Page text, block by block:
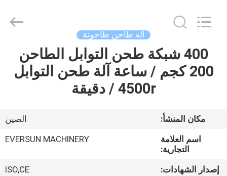
مسكن
عرض
الواقع
الافتراضي
Reserved.
آلة طاحن طاحونة
400 شبكة طحن التوابل الطاحن
200 كجم / ساعة آلة طحن التوابل
4500r / دقيقة
مكان المنشأ:
الصين
اسم العلامة
التجارية:
EVERSUN MACHINERY
إصدار الشهادات:
ISO,CE